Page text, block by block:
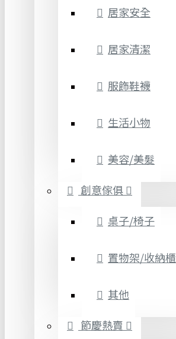
居家安全
居家清潔
服飾鞋襪
生活小物
美容/美髮
創意傢俱
桌子/椅子
置物架/收納櫃
其他
節慶熱賣